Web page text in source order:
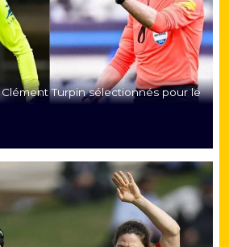
Turpin sélectionnés pour le